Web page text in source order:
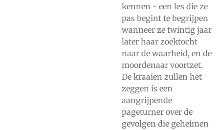
kennen - een les die ze
pas begint te begrijpen
wanneer ze twintig jaar
later haar zoektocht
naar de waarheid, en de
moordenaar voortzet.
De kraaien zullen het
zeggen is een
aangrijpende
pageturner over de
gevolgen die geheimen